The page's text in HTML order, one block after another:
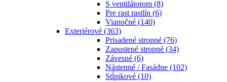
S ventilátorom (8)
Pre rast rastlín (6)
Vianočné (140)
Exteriérové (363)
Prisadené stropné (76)
Zapustené stropné (34)
Závesné (6)
Nástenné / Fasádne (102)
Stĺpikové (10)